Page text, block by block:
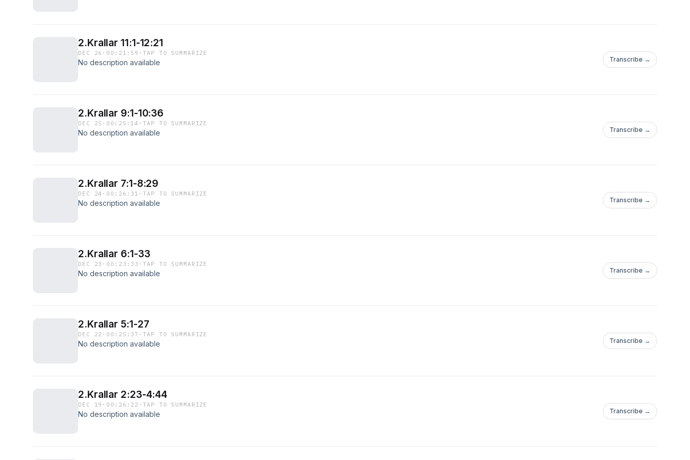
2.Krallar 11:1-12:21
DEC 26 · 00:21:59 ·TAP TO SUMMARIZE
No description available Transcribe →
2.Krallar 9:1-10:36
DEC 25 · 00:25:14 ·TAP TO SUMMARIZE
No description available Transcribe →
2.Krallar 7:1-8:29
DEC 24 · 00:26:31 ·TAP TO SUMMARIZE
No description available Transcribe →
2.Krallar 6:1-33
DEC 23 · 00:23:33 ·TAP TO SUMMARIZE
No description available Transcribe →
2.Krallar 5:1-27
DEC 22 · 00:25:37 ·TAP TO SUMMARIZE
No description available Transcribe →
2.Krallar 2:23-4:44
DEC 19 · 00:26:22 ·TAP TO SUMMARIZE
No description available Transcribe →